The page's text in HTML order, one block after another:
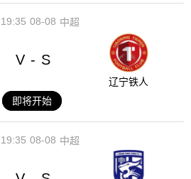
08-08
19:35 中超
V - S
辽宁铁人
即将开始
08-08
19:35 中超